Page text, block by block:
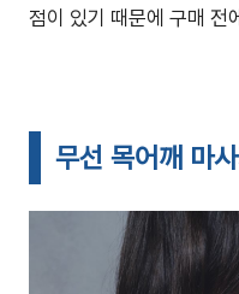
점이 있기 때문에 구매 전
무선 목어깨 마